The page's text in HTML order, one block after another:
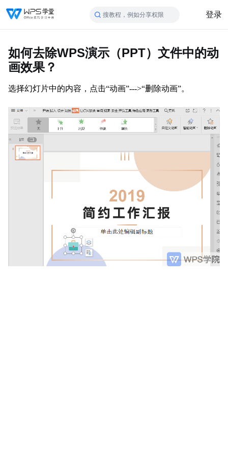
搜教程，例如分享权限 登录
如何去除WPS演示（PPT）文件中的动
画效果？
选择幻灯片中的内容，点击“动画”--->“删除动画”。